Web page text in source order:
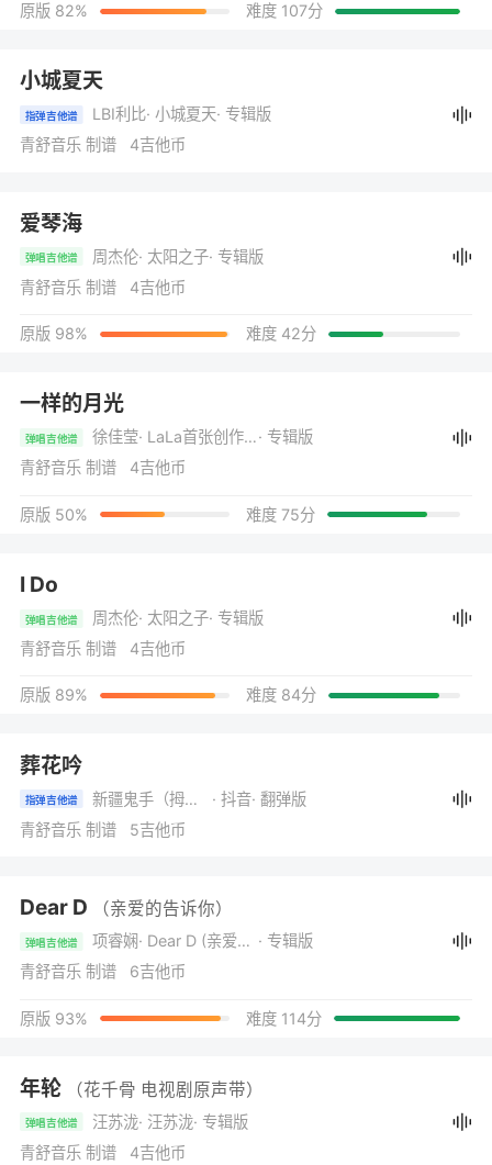
原版 82% 难度 107分
小城夏天
指弹吉他谱 LBI利比· 小城夏天· 专辑版
青舒音乐 制谱 4吉他币
爱琴海
弹唱吉他谱 周杰伦· 太阳之子· 专辑版
青舒音乐 制谱 4吉他币
原版 98% 难度 42分
一样的月光
弹唱吉他谱 徐佳莹 · LaLa首张创作专辑· 专辑版
青舒音乐 制谱 4吉他币
原版 50% 难度 75分
I Do
弹唱吉他谱 周杰伦· 太阳之子· 专辑版
青舒音乐 制谱 4吉他币
原版 89% 难度 84分
葬花吟
指弹吉他谱 新疆鬼手（拇指吉他） · 抖音· 翻弹版
青舒音乐 制谱 5吉他币
Dear D （亲爱的告诉你）
弹唱吉他谱 项睿娴 · Dear D (亲爱的告诉你) · 专辑版
青舒音乐 制谱 6吉他币
原版 93% 难度 114分
年轮 （花千骨 电视剧原声带）
弹唱吉他谱 汪苏泷· 汪苏泷· 专辑版
青舒音乐 制谱 4吉他币